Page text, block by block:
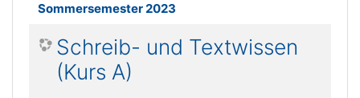
Sommersemester 2023
Schreib- und Textwissen
(Kurs A)